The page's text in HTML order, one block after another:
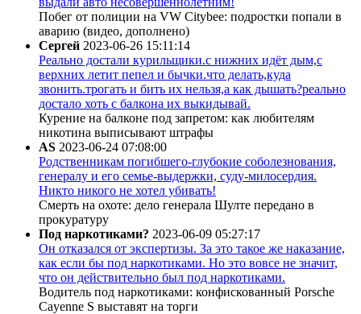
Побег от полиции на VW Citybee: подростки попали в
аварию (видео, дополнено)
Сергей 2023-06-26 15:11:14
Реально достали курильщики.с нижних идёт дым,с
верхних летит пепел и бычки.что делать,куда
звонить.трогать и бить их нельзя,а как дышать?реально
достало хоть с балкона их выкидывай.
Курение на балконе под запретом: как любителям
никотина выписывают штрафы
AS 2023-06-24 07:08:00
Родственникам погибшего-глубокие соболезнования,
генералу и его семье-выдержки, суду-милосердия.
Никто никого не хотел убивать!
Смерть на охоте: дело генерала Шулте передано в
прокуратуру
Под наркотиками? 2023-06-09 05:27:17
Он отказался от экспертизы. За это такое же наказание,
как если бы под наркотиками. Но это вовсе не значит,
что он действительно был под наркотиками.
Водитель под наркотиками: конфискованный Porsche
Cayenne S выставят на торги